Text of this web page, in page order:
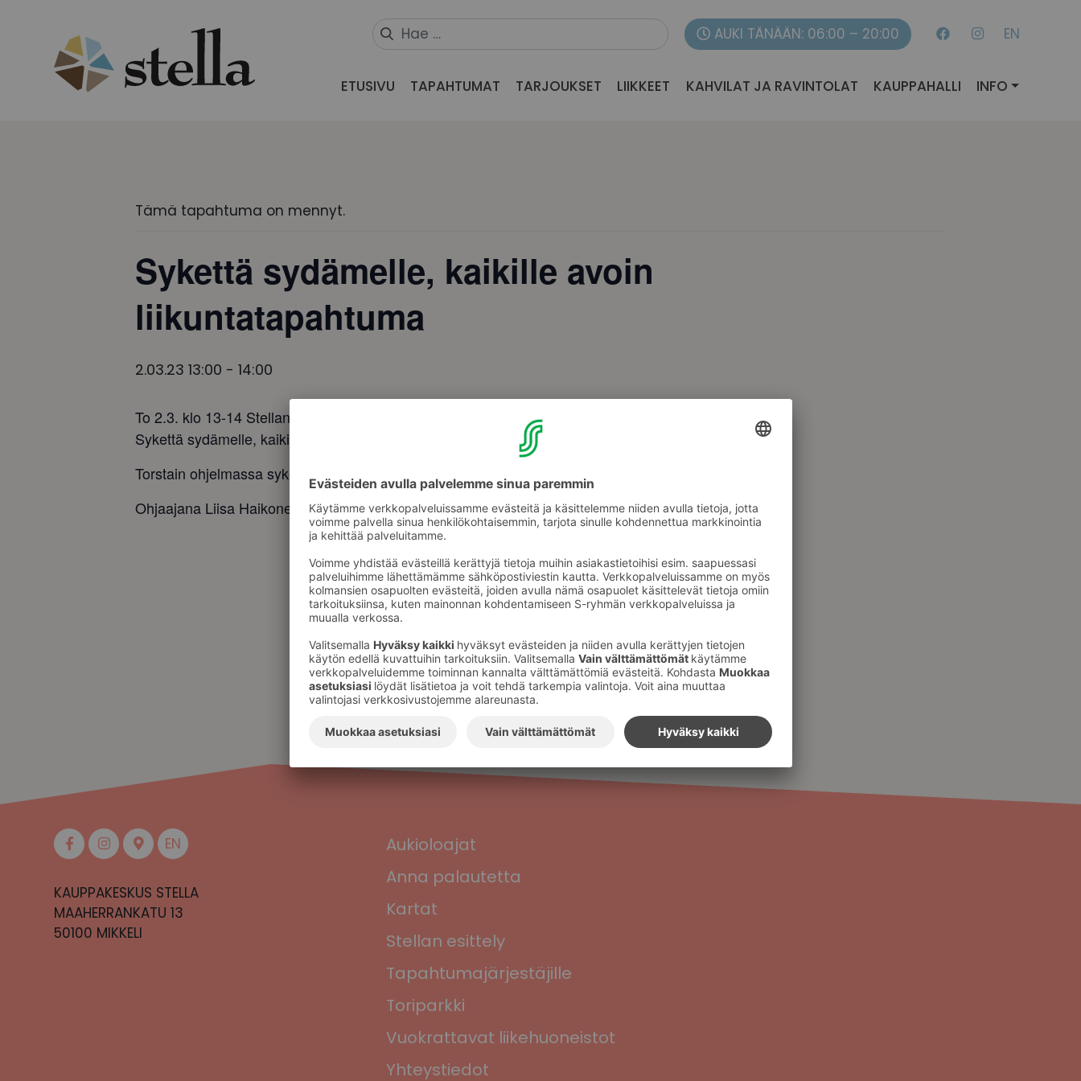
AUKI TÄNÄÄN: 06:00 – 20:00 EN
ETUSIVU TAPAHTUMAT TARJOUKSET LIIKKEET KAHVILAT JA RAVINTOLAT KAUPPAHALLI INFO
Tämä tapahtuma on mennyt.
Sykettä sydämelle, kaikille avoin
liikuntatapahtuma
2.03.23 13:00 - 14:00
To 2.3. klo 13-14 Stellan pohjakerroksessa, Pentikin viereisessä liiketilassa
Sykettä sydämelle, kaikille avoin, maksuton liikuntatapahtuma
Torstain ohjelmassa sykettä kohottava liikunta ja venytykset
Ohjaajana Liisa Haikonen ESLI ry:stä
EN
KAUPPAKESKUS STELLA
MAAHERRANKATU 13
50100 MIKKELI
Aukioloajat
Anna palautetta
Kartat
Stellan esittely
Tapahtumajärjestäjille
Toriparkki
Vuokrattavat liikehuoneistot
Yhteystiedot